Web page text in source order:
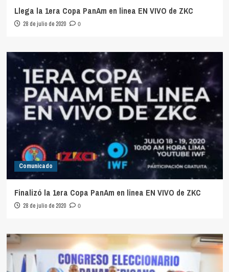
Llega la 1era Copa PanAm en linea EN VIVO de ZKC
28 de julio de 2020 0
Comunicado
Finalizó la 1era Copa PanAm en linea EN VIVO de ZKC
28 de julio de 2020 0